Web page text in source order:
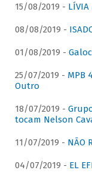
15/08/2019 -
08/08/2019 -
01/08/2019 -
25/07/2019 - MPB
Outro
18/07/2019 -
tocam Nelson
11/07/2019 - NÃO
04/07/2019 - EL